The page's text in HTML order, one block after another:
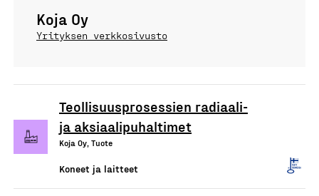
Koja Oy
Yrityksen verkkosivusto
Teollisuusprosessien radiaali-
ja aksiaalipuhaltimet
Koja Oy, Tuote
Koneet ja laitteet